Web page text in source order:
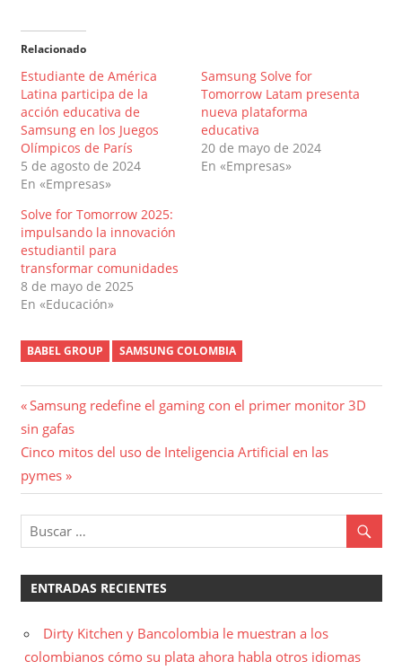
Relacionado
Estudiante de América
Latina participa de la
acción educativa de
Samsung en los Juegos
Olímpicos de París
5 de agosto de 2024
En «Empresas»
Samsung Solve for
Tomorrow Latam presenta
nueva plataforma
educativa
20 de mayo de 2024
En «Empresas»
Solve for Tomorrow 2025:
impulsando la innovación
estudiantil para
transformar comunidades
8 de mayo de 2025
En «Educación»
BABEL GROUP SAMSUNG COLOMBIA
Navegación
de
entradas
Entrada
anterior:
Samsung redefine el gaming con el primer monitor 3D
sin gafas
Entrada
siguiente:
Cinco mitos del uso de Inteligencia Artificial en las
pymes
ENTRADAS RECIENTES
Dirty Kitchen y Bancolombia le muestran a los
colombianos cómo su plata ahora habla otros idiomas